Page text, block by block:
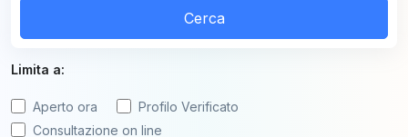
Cerca
Limita a:
Aperto ora
Profilo Verificato
Consultazione on line